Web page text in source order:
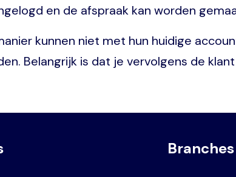
en de afspraak kan worden
kunnen niet met hun huidige
Belangrijk is dat je vervolgens de klant
Branches